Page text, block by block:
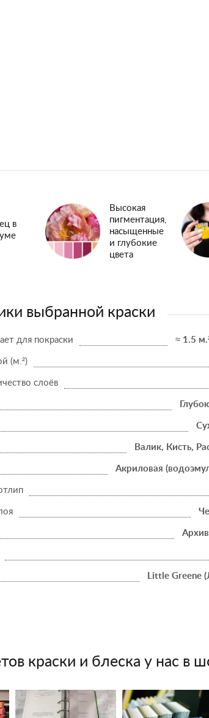
в
Высокая
пигментация,
насыщенные
и глубокие
цвета
выбранной краски
для покраски ≈ 1.5
(м.²)
слоёв
Валик, Кисть,
Акриловая
Little Greene
краски и блеска у нас в